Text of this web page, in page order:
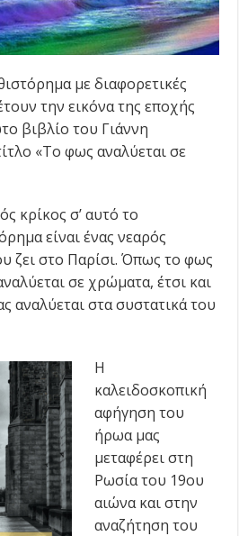
με διαφορετικές
την εικόνα της εποχής
βιβλίο του Γιάννη
«Το φως αναλύεται σε
κρίκος σ’ αυτό το
είναι ένας νεαρός
ζει στο Παρίσι. Όπως το φως
σε χρώματα, έτσι και
αναλύεται στα συστατικά του
Η
καλειδοσκοπική
αφήγηση του
ήρωα μας
μεταφέρει στη
Ρωσία του 19ου
αιώνα και στην
αναζήτηση του